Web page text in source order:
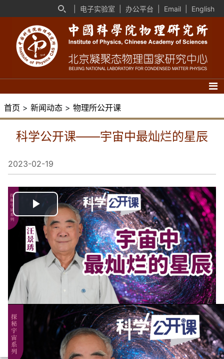
电子实验室 办公平台 Email English
首页 > 新闻动态 > 物理所公开课
科学公开课——宇宙中最灿烂的星辰
2023-02-19
播
放
视